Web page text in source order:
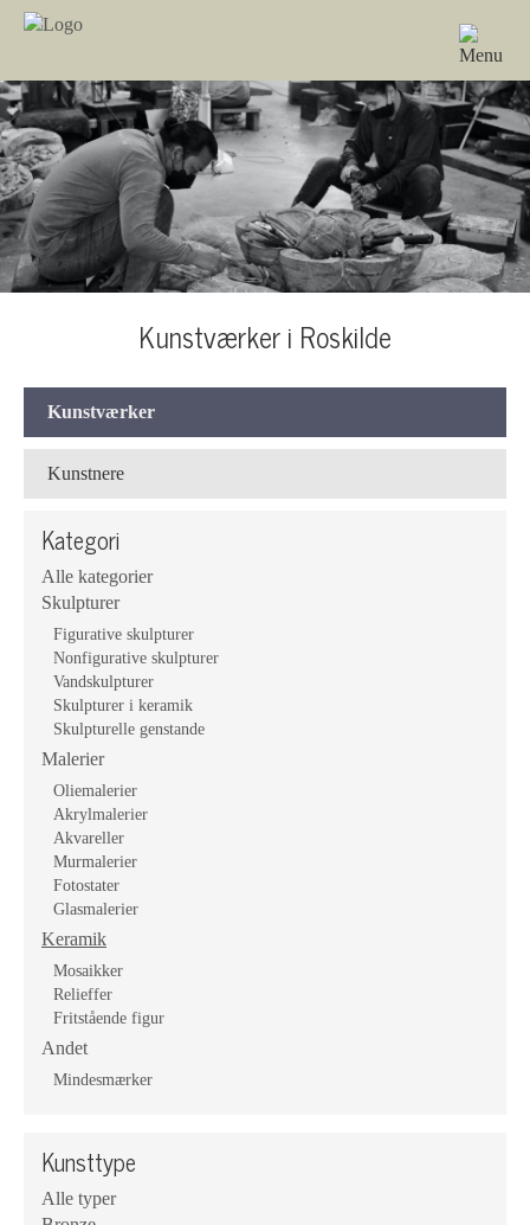
Kunstværker i Roskilde
Kunstværker
Kunstnere
Kategori
Alle kategorier
Skulpturer
Figurative skulpturer
Nonfigurative skulpturer
Vandskulpturer
Skulpturer i keramik
Skulpturelle genstande
Malerier
Oliemalerier
Akrylmalerier
Akvareller
Murmalerier
Fotostater
Glasmalerier
Keramik
Mosaikker
Relieffer
Fritstående figur
Andet
Mindesmærker
Kunsttype
Alle typer